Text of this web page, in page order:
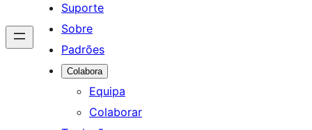
Suporte
Sobre
Padrões
Colabora
Equipa
Colaborar